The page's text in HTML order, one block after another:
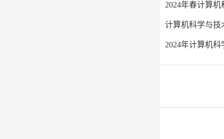
2024年春计算
计算机科学与技
2024年计算机